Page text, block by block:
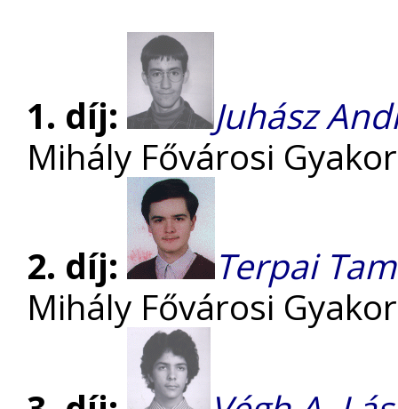
1. díj:
Juhász
Mihály Fővárosi
2. díj:
Terpai
Mihály Fővárosi